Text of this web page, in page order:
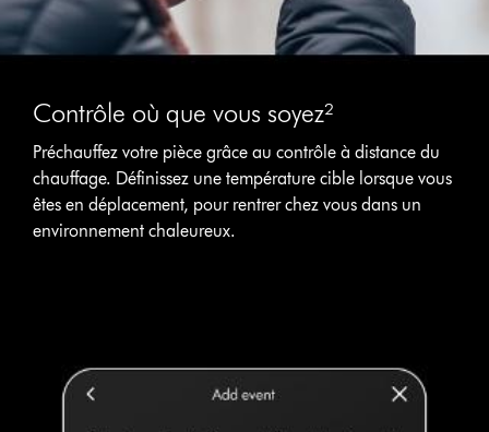
Contrôle où que vous soyez²
Préchauffez votre pièce grâce au contrôle à distance du
chauffage. Définissez une température cible lorsque vous
êtes en déplacement, pour rentrer chez vous dans un
environnement chaleureux.